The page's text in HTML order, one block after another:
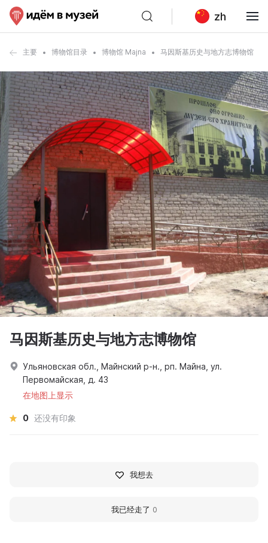
zh
主要 博物馆目录 博物馆 Majna 马因斯基历史与地方志博物馆
马因斯基历史与地方志博物馆
Ульяновская обл., Майнский р-н., рп. Майна, ул.
Первомайская, д. 43
在地图上显示
0 还没有印象
我想去
我已经走了 0